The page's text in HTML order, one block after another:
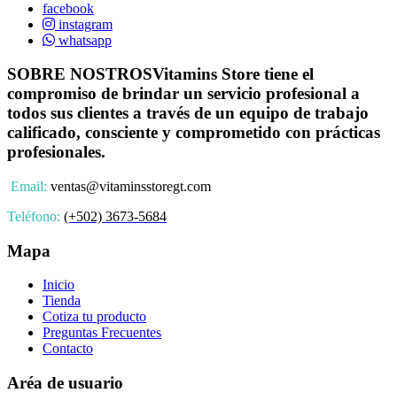
facebook
instagram
whatsapp
SOBRE NOSTROSVitamins Store tiene el
compromiso de brindar un servicio profesional a
todos sus clientes a través de un equipo de trabajo
calificado, consciente y comprometido con prácticas
profesionales.
Email: ventas@vitaminsstoregt.com
Teléfono: (+502) 3673-5684
Mapa
Inicio
Tienda
Cotiza tu producto
Preguntas Frecuentes
Contacto
Aréa de usuario